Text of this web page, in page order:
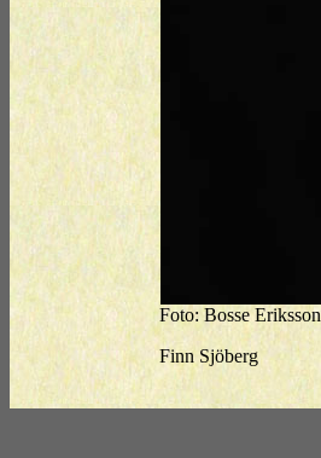
Foto: Bosse Eriksson
Finn Sjöberg